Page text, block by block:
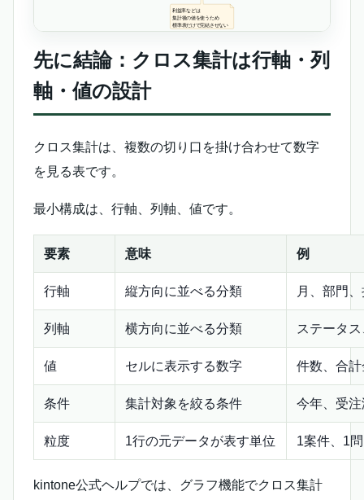
先に結論：クロス集計は行軸・列
軸・値の設計
クロス集計は、複数の切り口を掛け合わせて数字
を見る表です。
最小構成は、行軸、列軸、値です。
要素 意味 例
行軸 縦方向に並べる分類 月、部門
列軸 横方向に並べる分類 ステータ
値 セルに表示する数字 件数、合
条件 集計対象を絞る条件 今年、受
粒度 1行の元データが表す単位 1案件、1
kintone公式ヘルプでは、グラフ機能でクロス集計